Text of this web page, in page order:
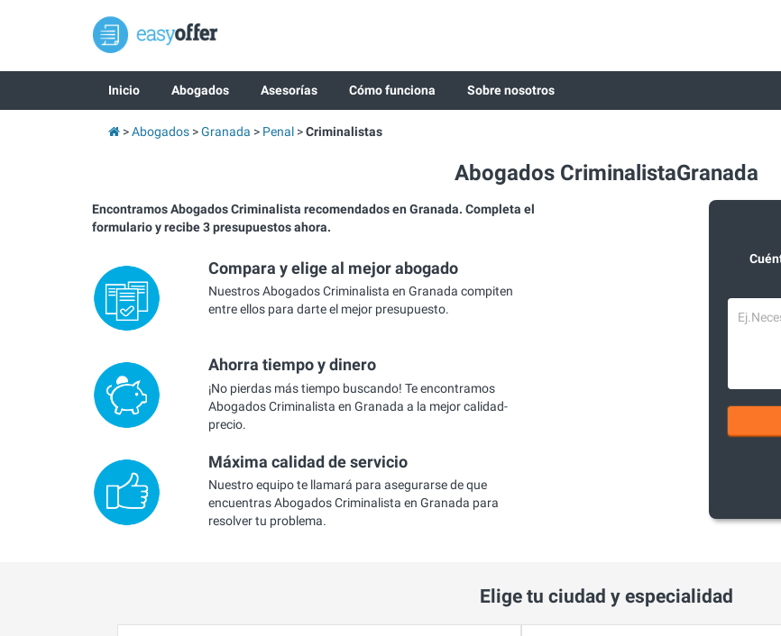
Inicio Abogados Asesorías Cómo funciona Sobre nosotros
Abogados Granada Penal Criminalistas
Abogados CriminalistaGranada
Encontramos Abogados Criminalista recomendados en Granada. Completa el
formulario y recibe 3 presupuestos ahora.
Compara y elige al mejor abogado
Nuestros Abogados Criminalista en Granada compiten
entre ellos para darte el mejor presupuesto.
Ahorra tiempo y dinero
¡No pierdas más tiempo buscando! Te encontramos
Abogados Criminalista en Granada a la mejor calidad-
precio.
Máxima calidad de servicio
Nuestro equipo te llamará para asegurarse de que
encuentras Abogados Criminalista en Granada para
resolver tu problema.
Elige tu ciudad y especialidad